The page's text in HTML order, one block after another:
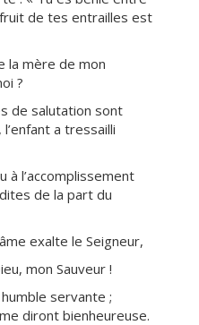
de tes entrailles est
la mère de mon
?
de salutation sont
a tressailli
à l’accomplissement
de la part du
exalte le Seigneur,
mon Sauveur !
servante ;
diront bienheureuse.